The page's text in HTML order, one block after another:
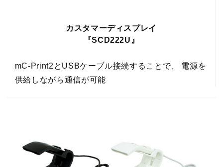
カスタマーディスプレイ
『SCD222U』
mC-Print2とUSBケーブル接続することで、 電源を
供給しながら通信が可能